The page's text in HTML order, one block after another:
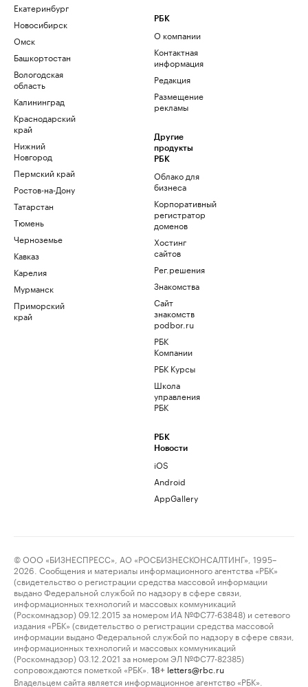
Екатеринбург
Новосибирск
Омск
Башкортостан
Вологодская
область
Калининград
Краснодарский
край
Нижний
Новгород
Пермский край
Ростов-на-Дону
Татарстан
Тюмень
Черноземье
Кавказ
Карелия
Мурманск
Приморский
край
РБК
О компании
Контактная
информация
Редакция
Размещение
рекламы
Другие
продукты
РБК
Облако для
бизнеса
Корпоративный
регистратор
доменов
Хостинг
сайтов
Рег.решения
Знакомства
Сайт
знакомств
podbor.ru
РБК
Компании
РБК Курсы
Школа
управления
РБК
РБК
Новости
iOS
Android
AppGallery
© ООО «БИЗНЕСПРЕСС», АО «РОСБИЗНЕСКОНСАЛТИНГ», 1995–
2026. Сообщения и материалы информационного агентства «РБК»
(свидетельство о регистрации средства массовой информации
выдано Федеральной службой по надзору в сфере связи,
информационных технологий и массовых коммуникаций
(Роскомнадзор) 09.12.2015 за номером ИА №ФС77-63848) и сетевого
издания «РБК» (свидетельство о регистрации средства массовой
информации выдано Федеральной службой по надзору в сфере связи,
информационных технологий и массовых коммуникаций
(Роскомнадзор) 03.12.2021 за номером ЭЛ №ФС77-82385)
сопровождаются пометкой «РБК».
18+ letters@rbc.ru
Владельцем сайта является информационное агентство «РБК».